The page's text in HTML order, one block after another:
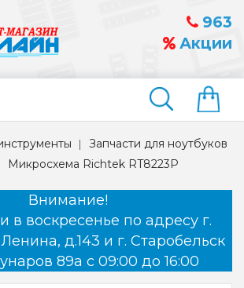
963
Акции
Найти
Запчасти для ноутбуков
Микросхема Richtek RT8223P
Внимание!
в воскресенье по адресу г.
д.143 и г. Старобельск
89а с 09:00 до 16:00